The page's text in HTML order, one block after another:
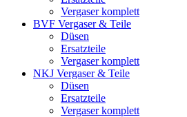
Vergaser komplett
BVF Vergaser & Teile
Düsen
Ersatzteile
Vergaser komplett
NKJ Vergaser & Teile
Düsen
Ersatzteile
Vergaser komplett